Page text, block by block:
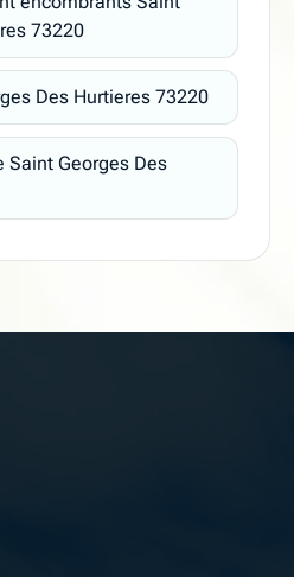
73220
Des Hurtieres 73220
Saint Georges Des